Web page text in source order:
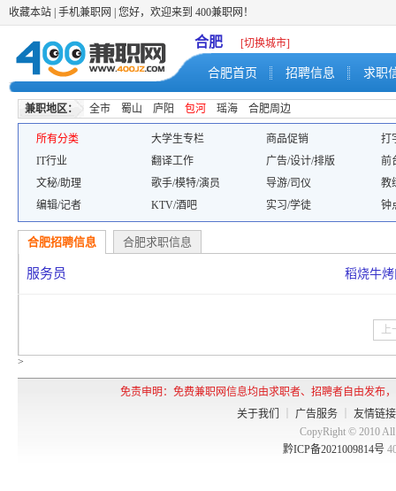
收藏本站 手机兼职网 | 您好，欢迎来到 400兼职网！
合肥 [切换城市]
合肥首页 招聘信息 求职
兼职地区： 全市 蜀山 庐阳 包河 瑶海 合肥周边
所有分类 大学生专栏 商品促销
打
IT行业
翻译工作 广告/设计/排版
前
文秘/助理
歌手/模特/演员 导游/司仪
教
编辑/记者
KTV/酒吧 实习/学徒 钟
合肥招聘信息 合肥求职信息
服务员 稻烧牛
上
>
免责申明：免费兼职网信息均由求职者、招聘者自由发布
关于我们
广告服务
友情链接
CopyRight © 2010
黔ICP备2021009814号